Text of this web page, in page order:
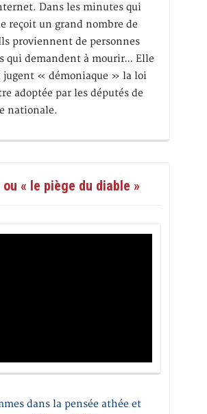
Dans les minutes qui
reçoit un grand nombre de
proviennent de personnes
qui demandent à mourir… Elle
jugent « démoniaque » la loi
adoptée par les députés de
nationale.
« le piège du diable »
dans la pensée athée et